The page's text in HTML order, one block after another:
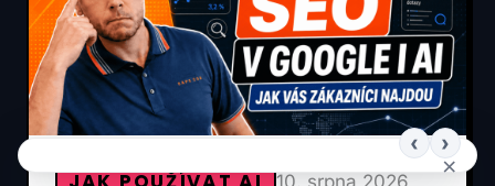
10. srpna 2026
×
‹ ›